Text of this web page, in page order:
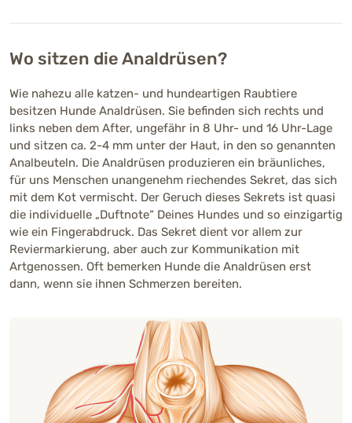
Wo sitzen die Analdrüsen?
Wie nahezu alle katzen- und hundeartigen Raubtiere
besitzen Hunde Analdrüsen. Sie befinden sich rechts und
links neben dem After, ungefähr in 8 Uhr- und 16 Uhr-Lage
und sitzen ca. 2-4 mm unter der Haut, in den so genannten
Analbeuteln. Die Analdrüsen produzieren ein bräunliches,
für uns Menschen unangenehm riechendes Sekret, das sich
mit dem Kot vermischt. Der Geruch dieses Sekrets ist quasi
die individuelle „Duftnote“ Deines Hundes und so einzigartig
wie ein Fingerabdruck. Das Sekret dient vor allem zur
Reviermarkierung, aber auch zur Kommunikation mit
Artgenossen. Oft bemerken Hunde die Analdrüsen erst
dann, wenn sie ihnen Schmerzen bereiten.